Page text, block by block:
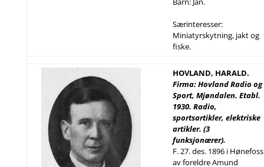
Særinteresser:
Miniatyrskytning, jakt og
fiske.
HOVLAND, HARALD.
Firma: Hovland Radio og
Sport, Mjøndalen. Etabl.
1930. Radio,
sportsartikler, elektriske
artikler. (3
funksjonærer).
F. 27. des. 1896 i Hønefoss
av foreldre Amund